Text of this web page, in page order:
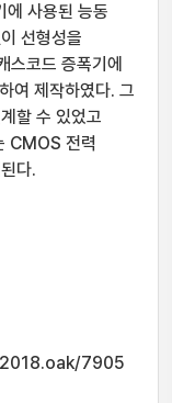
사용된 능동
선형성을
스코드 증폭기에
여 제작하였다. 그
할 수 있었고
CMOS 전력
다.
7905